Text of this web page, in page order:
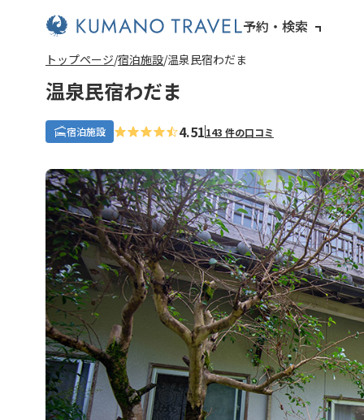
予約・検索
トップページ 宿泊施設 温泉民宿わだま
温泉民宿わだま
宿泊施設 4.51143 件の口コミ